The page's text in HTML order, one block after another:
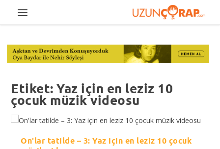
Etiket:Yaz için en leziz 10
çocuk müzik videosu
On'lar tatilde – 3: Yaz için en leziz 10 çocuk